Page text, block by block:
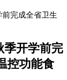
完成全省卫生
季开学前完
控功能食